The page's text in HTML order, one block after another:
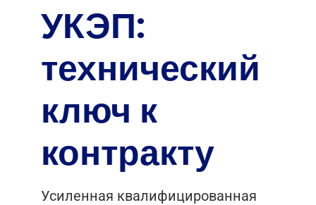
УКЭП:
технический
ключ к
контракту
Усиленная квалифицированная